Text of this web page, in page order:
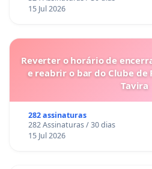
15 Jul 2026
Reverter o horário de
e reabrir o bar do Clube de
Tavira
282 assinaturas
282 Assinaturas / 30 dias
15 Jul 2026